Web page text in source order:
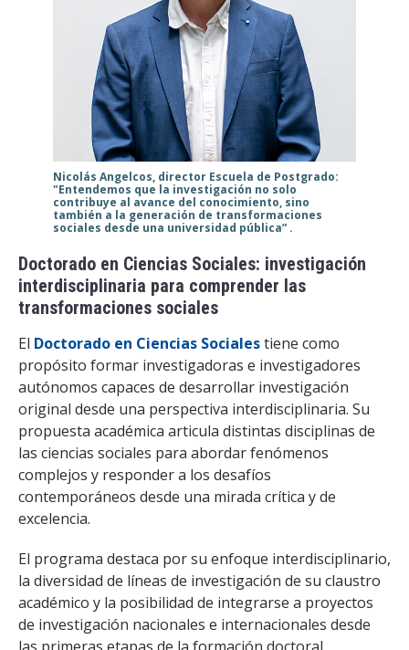
Nicolás Angelcos, director Escuela de Postgrado:
"Entendemos que la investigación no solo
contribuye al avance del conocimiento, sino
también a la generación de transformaciones
sociales desde una universidad pública” .
Doctorado en Ciencias Sociales: investigación
interdisciplinaria para comprender las
transformaciones sociales
El Doctorado en Ciencias Socialestiene como
propósito formar investigadoras e investigadores
autónomos capaces de desarrollar investigación
original desde una perspectiva interdisciplinaria. Su
propuesta académica articula distintas disciplinas de
las ciencias sociales para abordar fenómenos
complejos y responder a los desafíos
contemporáneos desde una mirada crítica y de
excelencia.
El programa destaca por su enfoque interdisciplinario,
la diversidad de líneas de investigación de su claustro
académico y la posibilidad de integrarse a proyectos
de investigación nacionales e internacionales desde